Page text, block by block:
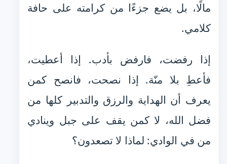
مالًا، بل يضع جزءًا من كرامته على حافة
كلامي.
إذا رفضت، فارفض بأدب. إذا أعطيت،
فأعطِ بلا منّة. إذا نصحت، فانصح كمن
يعرف أن الهداية والرزق والتدبير كلها من
فضل الله، لا كمن يقف على جبل وينادي
من في الوادي: لماذا لا تصعدون؟